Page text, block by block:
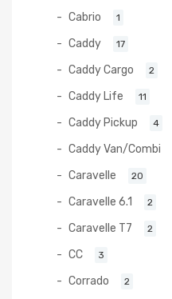
Cabrio 1
Caddy 17
Caddy Cargo 2
Caddy Life 11
Caddy Pickup 4
Caddy Van/Combi
Caravelle 20
Caravelle 6.1 2
Caravelle T7 2
CC 3
Corrado 2